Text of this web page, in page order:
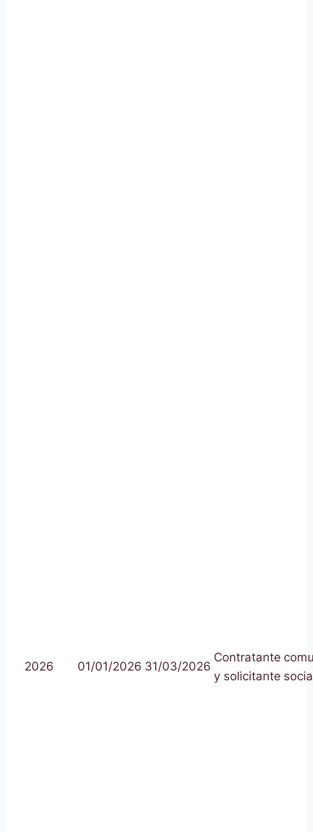
2026 01/01/2026 31/03/2026
Contratante
y solicitante